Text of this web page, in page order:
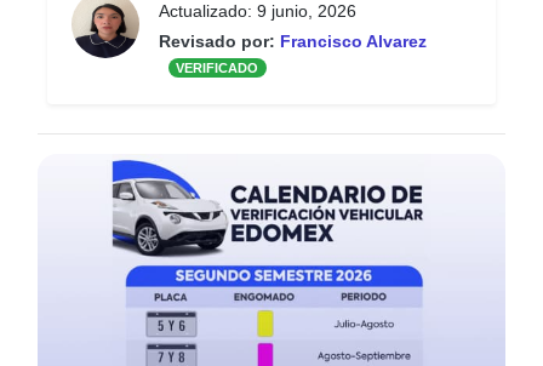
Actualizado: 9 junio, 2026
Revisado por: Francisco Alvarez
VERIFICADO